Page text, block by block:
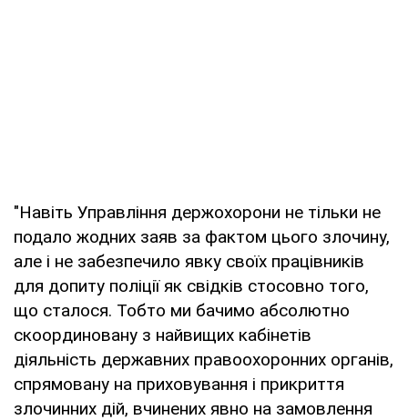
"Навіть Управління держохорони не тільки не
подало жодних заяв за фактом цього злочину,
але і не забезпечило явку своїх працівників
для допиту поліції як свідків стосовно того,
що сталося. Тобто ми бачимо абсолютно
скоординовану з найвищих кабінетів
діяльність державних правоохоронних органів,
спрямовану на приховування і прикриття
злочинних дій, вчинених явно на замовлення